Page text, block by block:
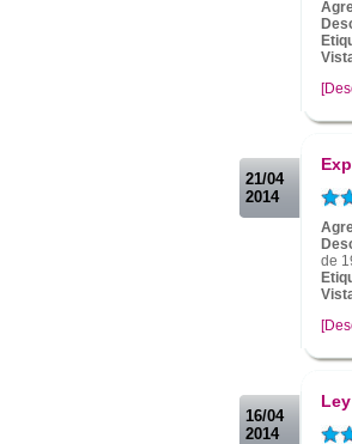
21/04
2014
de
16/04
2014